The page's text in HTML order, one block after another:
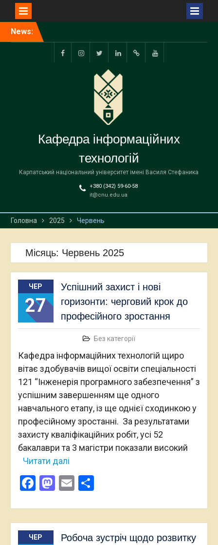
News:
випускних
кваліфікаційних робіт
facebook.comwww.instagram.com
twitter.comlinkedin researchgate.net
www.youtube.com
Кафедра інформаційних
технологій
Карпатський національний університет імені Василя Стефаника
+380 (342) 59-60-58
it@cnu.edu.ua
Головна 2025 Червень
Місяць: Червень 2025
ЧЕР
27
Успішний захист і нові
горизонти: черговий крок до
професійного зростання
Без категорії
Кафедра інформаційних технологій щиро
вітає здобувачів вищої освіти спеціальності
121 “Інженерія програмного забезпечення” з
успішним завершенням ще одного
навчального етапу, із ще однієї сходинкою у
професійному зростанні. За результатами
захисту кваліфікаційних робіт, усі 52
бакалаври та 3 магістри показали високий
Читати далі
Facebook
Mastodon
EmailПоділитися
ЧЕР
Робоча зустріч щодо розвитку